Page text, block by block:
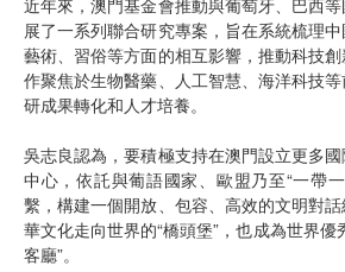
展了一系列聯合研究專案，旨在系統梳理中
藝術、習俗等方面的相互影響，推動科技
作聚焦於生物醫藥、人工智慧、海洋科技
研成果轉化和人才培養。
吳志良認為，要積極支持在澳門設立更多
中心，依託與葡語國家、歐盟乃至“一帶
繫，構建一個開放、包容、高效的文明對
華文化走向世界的“橋頭堡”，也成為世界優
客廳”。